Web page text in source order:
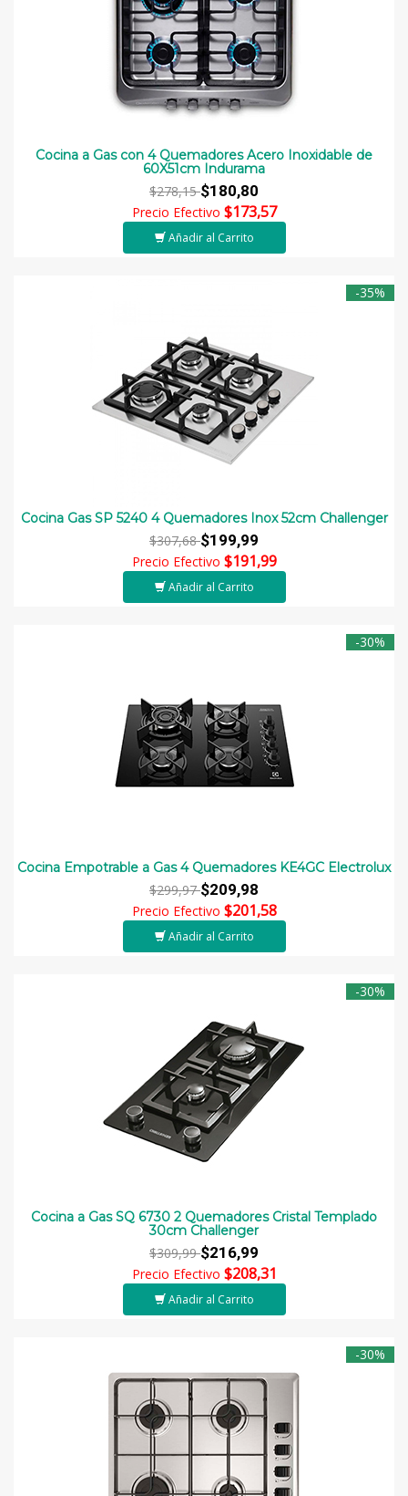
Cocina a Gas con 4 Quemadores Acero Inoxidable de
60X51cm Indurama
$278,15$180,80
Precio Efectivo $173,57
Añadir al Carrito
-35%
Cocina Gas SP 5240 4 Quemadores Inox 52cm Challenger
$307,68$199,99
Precio Efectivo $191,99
Añadir al Carrito
-30%
Cocina Empotrable a Gas 4 Quemadores KE4GC Electrolux
$299,97$209,98
Precio Efectivo $201,58
Añadir al Carrito
-30%
Cocina a Gas SQ 6730 2 Quemadores Cristal Templado
30cm Challenger
$309,99$216,99
Precio Efectivo $208,31
Añadir al Carrito
-30%